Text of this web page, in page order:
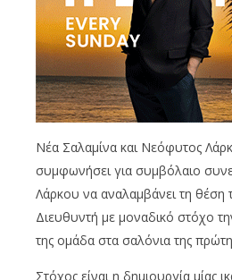
Νέα Σαλαμίνα και Νεόφυτος
συμφωνήσει για συμβόλαιο
Λάρκου να αναλαμβάνει τη θέση
Διευθυντή με μοναδικό στόχο
της ομάδα στα σαλόνια της
Στόχος είναι η δημιουργία μίας